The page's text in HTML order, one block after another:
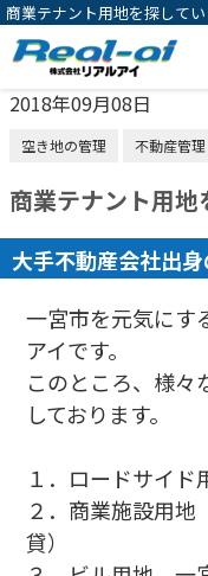
商業テナント用地を探してい
2018年09月08日
空き地の管理 不動産管理
商業テナント用地
大手不動産会社出身
一宮市を元気に
アイです。
このところ、様々
しております。
１．ロードサイ
２．商業施設用
貸）